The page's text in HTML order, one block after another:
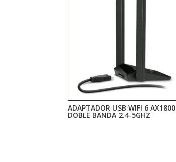
ADAPTADOR USB WIFI 6 AX1800
DOBLE BANDA 2.4-5GHZ